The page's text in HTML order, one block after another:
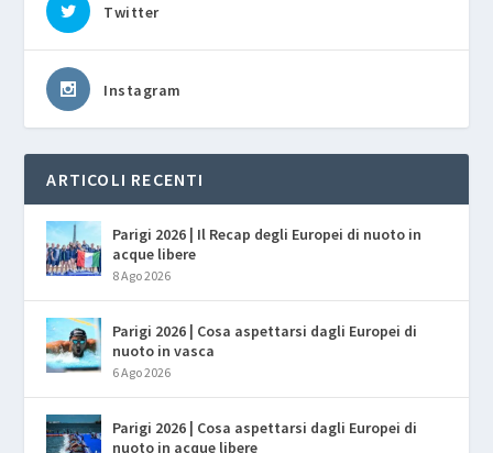
Twitter
Instagram
ARTICOLI RECENTI
Parigi 2026 | Il Recap degli Europei di nuoto in
acque libere
8 Ago 2026
Parigi 2026 | Cosa aspettarsi dagli Europei di
nuoto in vasca
6 Ago 2026
Parigi 2026 | Cosa aspettarsi dagli Europei di
nuoto in acque libere